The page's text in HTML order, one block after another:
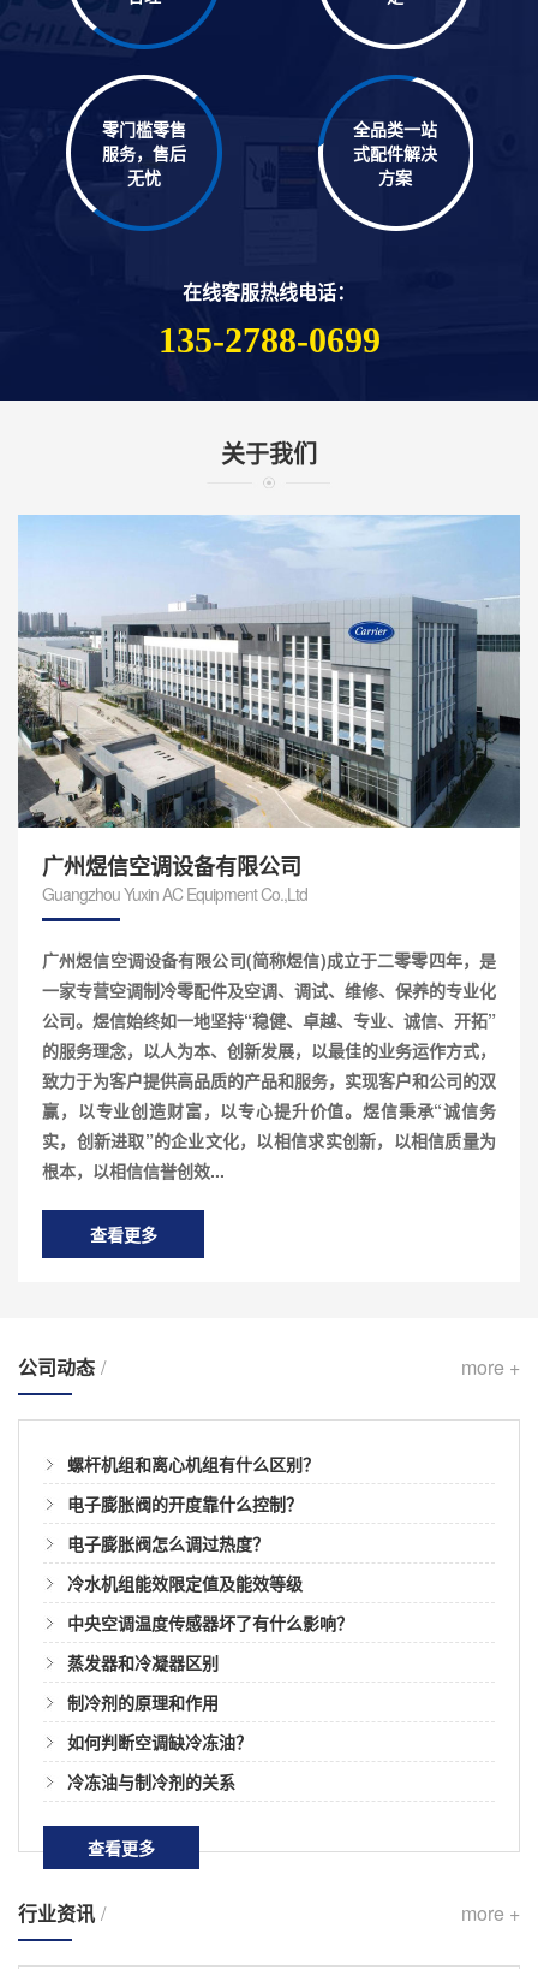
零门槛零售
服务，售后
无忧
全品类一站
式配件解决
方案
在线客服热线电话：
135-2788-0699
关于我们
广州煜信空调设备有限公司
Guangzhou Yuxin AC Equipment Co.,Ltd
广州煜信空调设备有限公司(简称煜信)成立于二零零四年，是
一家专营空调制冷零配件及空调、调试、维修、保养的专业化
公司。煜信始终如一地坚持“稳健、卓越、专业、诚信、开拓”
的服务理念，以人为本、创新发展，以最佳的业务运作方式，
致力于为客户提供高品质的产品和服务，实现客户和公司的双
赢，以专业创造财富，以专心提升价值。煜信秉承“诚信务
实，创新进取”的企业文化，以相信求实创新，以相信质量为
根本，以相信信誉创效...
查看更多
more +
公司动态 /
螺杆机组和离心机组有什么区别？
电子膨胀阀的开度靠什么控制？
电子膨胀阀怎么调过热度？
冷水机组能效限定值及能效等级
中央空调温度传感器坏了有什么影响？
蒸发器和冷凝器区别
制冷剂的原理和作用
如何判断空调缺冷冻油？
冷冻油与制冷剂的关系
查看更多
more +
行业资讯 /